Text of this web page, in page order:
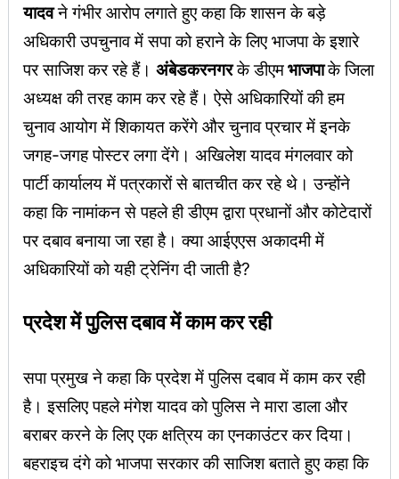
यादवने गंभीर आरोप लगाते हुए कहा कि शासन के बड़े
अधिकारी उपचुनाव में सपा को हराने के लिए भाजपा के इशारे
पर साजिश कर रहे हैं। अंबेडकरनगरके डीएमभाजपाके जिला
अध्यक्ष की तरह काम कर रहे हैं। ऐसे अधिकारियों की हम
चुनाव आयोग में शिकायत करेंगे और चुनाव प्रचार में इनके
जगह-जगह पोस्टर लगा देंगे। अखिलेश यादव मंगलवार को
पार्टी कार्यालय में पत्रकारों से बातचीत कर रहे थे। उन्होंने
कहा कि नामांकन से पहले ही डीएम द्वारा प्रधानों और कोटेदारों
पर दबाव बनाया जा रहा है। क्या आईएएस अकादमी में
अधिकारियों को यही ट्रेनिंग दी जाती है?
प्रदेश में पुलिस दबाव में काम कर रही
सपा प्रमुख ने कहा कि प्रदेश में पुलिस दबाव में काम कर रही
है। इसलिए पहले मंगेश यादव को पुलिस ने मारा डाला और
बराबर करने के लिए एक क्षत्रिय का एनकाउंटर कर दिया।
बहराइच दंगे को भाजपा सरकार की साजिश बताते हुए कहा कि